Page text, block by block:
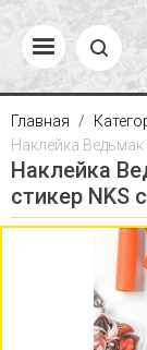
Главная
Наклейка
Наклейка
стикер NKS